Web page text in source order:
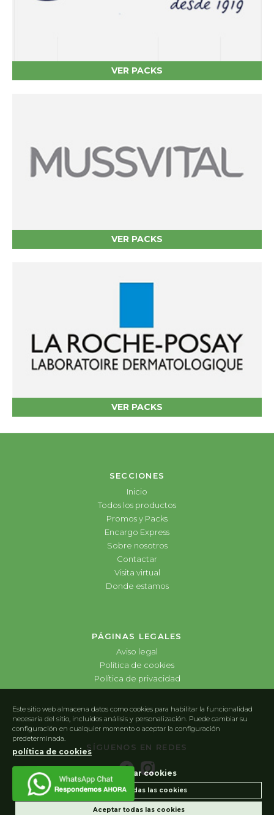
VER PACKS
VER PACKS
VER PACKS
SECCIONES
Inicio
Todos los productos
Promos y Packs
Encargo Express
Sobre nosotros
Contactar
Visita virtual
Donde estamos
PÁGINAS LEGALES
Aviso legal
Política de cookies
Política de privacidad
SÍGUENOS EN REDES
Este sitio web almacena datos como cookies para habilitar la funcionalidad
necesaria del sitio, incluidos análisis y personalización. Puede cambiar su
configuración en cualquier momento o aceptar la configuración
predeterminada.
política de cookies
Configurar cookies
Rechazar todas las cookies
Aceptar todas las cookies